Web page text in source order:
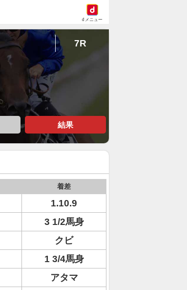
dメニュー
7R
結果
着差
1.10.9
3 1/2馬身
クビ
1 3/4馬身
アタマ